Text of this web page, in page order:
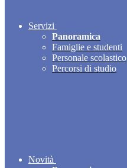
Servizi
Panoramica
Famiglie e studenti
Personale scolastico
Percorsi di studio
Novità